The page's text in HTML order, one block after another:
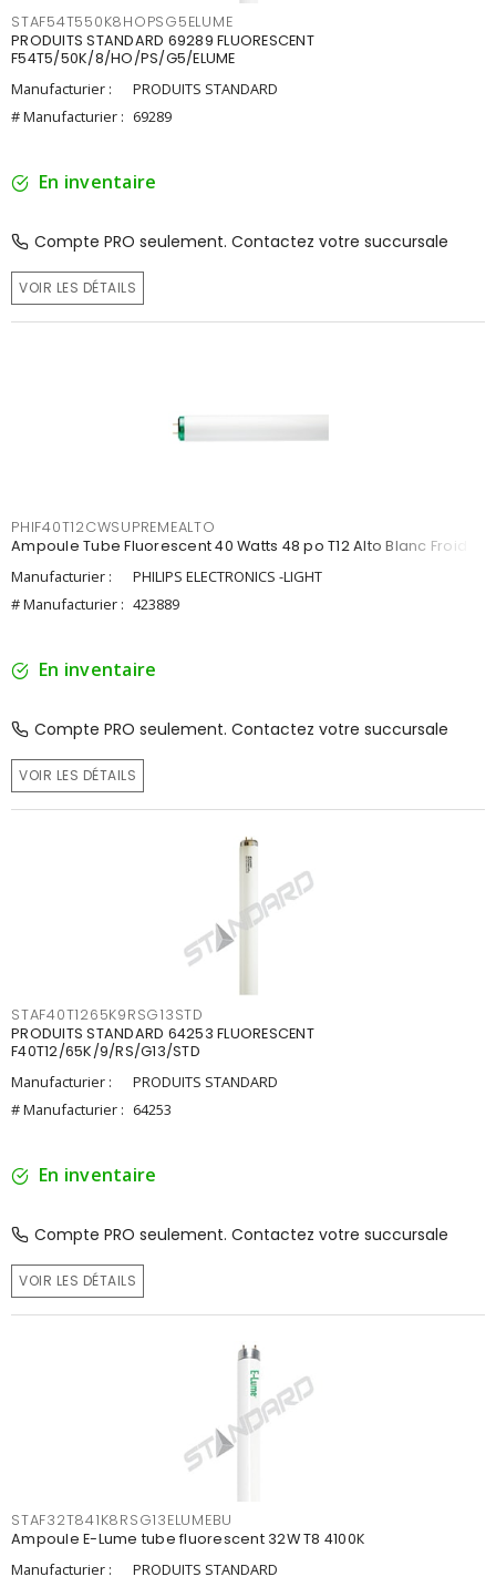
STAF54T550K8HOPSG5ELUME
PRODUITS STANDARD 69289 FLUORESCENT
F54T5/50K/8/HO/PS/G5/ELUME
Manufacturier :
PRODUITS STANDARD
# Manufacturier : 69289
En inventaire
Compte PRO seulement. Contactez votre succursale
VOIR LES DÉTAILS
PHIF40T12CWSUPREMEALTO
Ampoule Tube Fluorescent 40 Watts 48 po T12 Alto Blanc Froid
Manufacturier :
PHILIPS ELECTRONICS -LIGHT
# Manufacturier : 423889
En inventaire
Compte PRO seulement. Contactez votre succursale
VOIR LES DÉTAILS
STAF40T1265K9RSG13STD
PRODUITS STANDARD 64253 FLUORESCENT
F40T12/65K/9/RS/G13/STD
Manufacturier :
PRODUITS STANDARD
# Manufacturier : 64253
En inventaire
Compte PRO seulement. Contactez votre succursale
VOIR LES DÉTAILS
STAF32T841K8RSG13ELUMEBU
Ampoule E-Lume tube fluorescent 32W T8 4100K
Manufacturier :
PRODUITS STANDARD